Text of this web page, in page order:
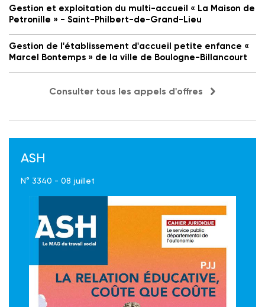
Gestion et exploitation du multi-accueil « La Maison de
Petronille » - Saint-Philbert-de-Grand-Lieu
Gestion de l'établissement d'accueil petite enfance «
Marcel Bontemps » de la ville de Boulogne-Billancourt
Consulter tous les appels d'offres
ASH
N° 3340 - 08 juillet